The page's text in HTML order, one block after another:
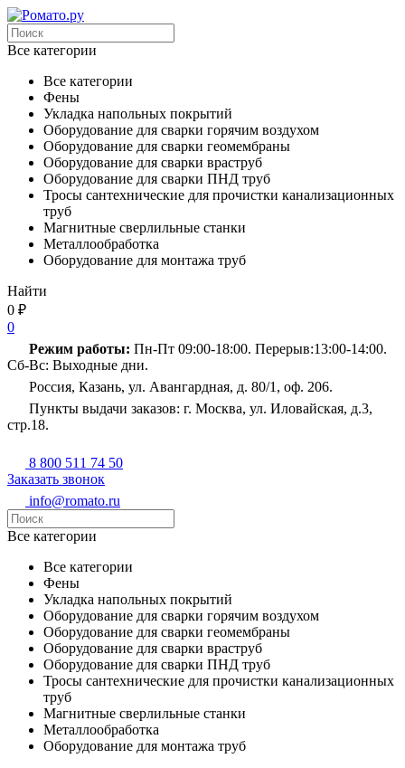
Все категории
Все категории
Фены
Укладка напольных покрытий
Оборудование для сварки горячим воздухом
Оборудование для сварки геомембраны
Оборудование для сварки враструб
Оборудование для сварки ПНД труб
Тросы сантехнические для прочистки канализационных
труб
Магнитные сверлильные станки
Металлообработка
Оборудование для монтажа труб
Найти
0 ₽
0
Режим работы: Пн-Пт 09:00-18:00. Перерыв:13:00-14:00.
Сб-Вс: Выходные дни.
Россия, Казань, ул. Авангардная, д. 80/1, оф. 206.
Пункты выдачи заказов: г. Москва, ул. Иловайская, д.3,
стр.18.
8 800 511 74 50
Заказать звонок
info@romato.ru
Все категории
Все категории
Фены
Укладка напольных покрытий
Оборудование для сварки горячим воздухом
Оборудование для сварки геомембраны
Оборудование для сварки враструб
Оборудование для сварки ПНД труб
Тросы сантехнические для прочистки канализационных
труб
Магнитные сверлильные станки
Металлообработка
Оборудование для монтажа труб